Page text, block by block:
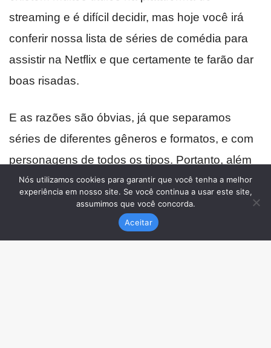
Nós utilizamos cookies para garantir que você tenha a melhor
experiência em nosso site. Se você continua a usar este site,
assumimos que você concorda.
Aceitar